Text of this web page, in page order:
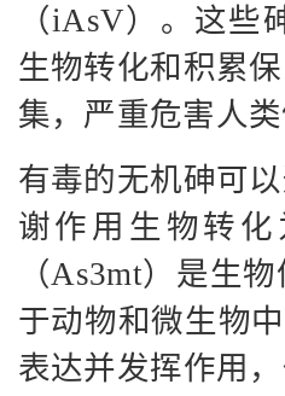
（iAsV）。这些
生物转化和积累
集，严重危害人
有毒的无机砷可
谢作用生物转
（As3mt）是生
于动物和微生物
表达并发挥作用